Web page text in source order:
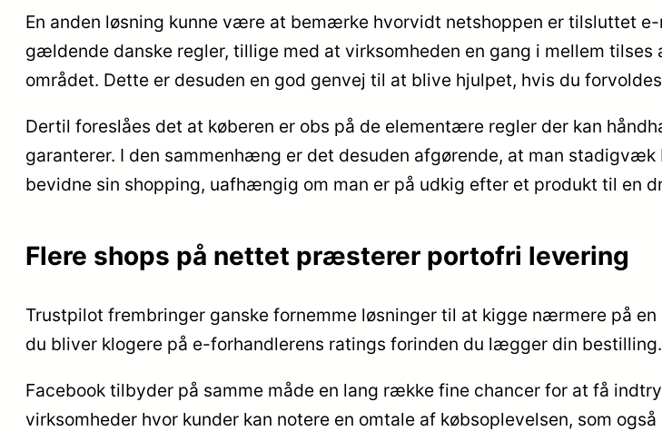
En anden løsning kunne være at bemærke hvorvidt netshoppen er tilsluttet
gældende danske regler, tillige med at virksomheden en gang i mellem
området. Dette er desuden en god genvej til at blive hjulpet, hvis du
Dertil foreslåes det at køberen er obs på de elementære regler der kan
garanterer. I den sammenhæng er det desuden afgørende, at man
bevidne sin shopping, uafhængig om man er på udkig efter et produkt til en
Flere shops på nettet præsterer portofri levering
Trustpilot frembringer ganske fornemme løsninger til at kigge nærmere på
du bliver klogere på e-forhandlerens ratings forinden du lægger din bestilling.
Facebook tilbyder på samme måde en lang række fine chancer for at få
virksomheder hvor kunder kan notere en omtale af købsoplevelsen, som